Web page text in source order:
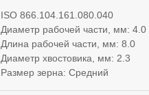
ISO 866.104.161.080.040
Диаметр рабочей части, мм: 4.0
Длина рабочей части, мм: 8.0
Диаметр хвостовика, мм: 2.3
Размер зерна: Средний